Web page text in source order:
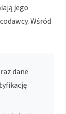
jego
Wśród
dane